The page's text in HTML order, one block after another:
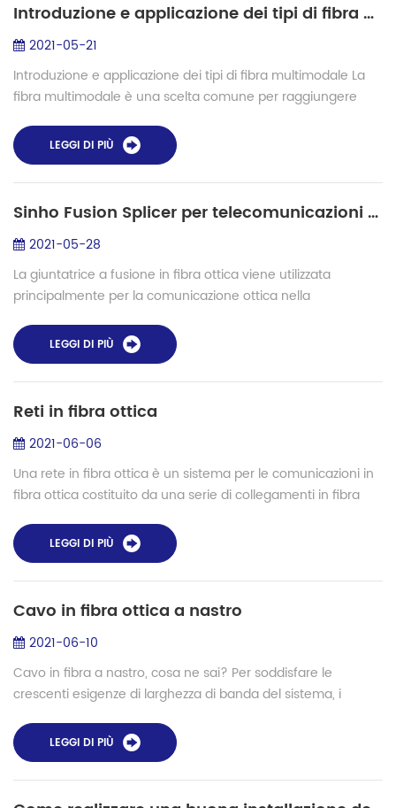
Introduzione e applicazione dei tipi di fibra multimodale
2021-05-21
Introduzione e applicazione dei tipi di fibra multimodale La
fibra multimodale è una scelta comune per raggiungere
applicazioni LAN aziendali e...
LEGGI DI PIÙ
Sinho Fusion Splicer per telecomunicazioni e fibre speciali nell'industria della fotonica
2021-05-28
La giuntatrice a fusione in fibra ottica viene utilizzata
principalmente per la comunicazione ottica nella
chiamata giuntatrice a fusione in f...
LEGGI DI PIÙ
Reti in fibra ottica
2021-06-06
Una rete in fibra ottica è un sistema per le comunicazioni in
fibra ottica costituito da una serie di collegamenti in fibra
dati da qualsiasi n...
LEGGI DI PIÙ
Cavo in fibra ottica a nastro
2021-06-10
Cavo in fibra a nastro, cosa ne sai? Per soddisfare le
crescenti esigenze di larghezza di banda del sistema, i
come le dorsali dei data ...
LEGGI DI PIÙ